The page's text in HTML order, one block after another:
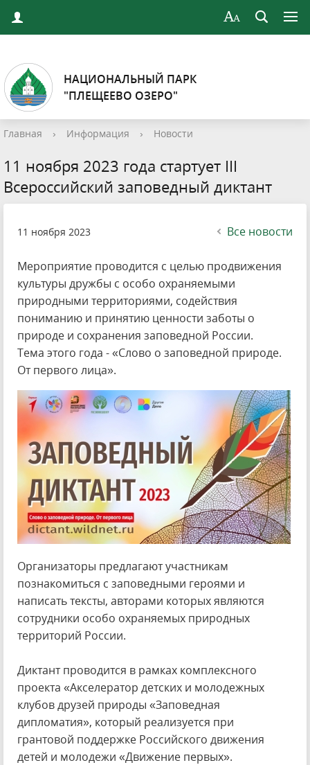
НАЦИОНАЛЬНЫЙ ПАРК
"ПЛЕЩЕЕВО ОЗЕРО"
Главная › Информация › Новости
11 ноября 2023 года стартует III
Всероссийский заповедный диктант
11 ноября 2023 Все новости
Мероприятие проводится с целью продвижения
культуры дружбы с особо охраняемыми
природными территориями, содействия
пониманию и принятию ценности заботы о
природе и сохранения заповедной России.
Тема этого года - «Слово о заповедной природе.
От первого лица».
Организаторы предлагают участникам
познакомиться с заповедными героями и
написать тексты, авторами которых являются
сотрудники особо охраняемых природных
территорий России.
Диктант проводится в рамках комплексного
проекта «Акселератор детских и молодежных
клубов друзей природы «Заповедная
дипломатия», который реализуется при
грантовой поддержке Российского движения
детей и молодежи «Движение первых».